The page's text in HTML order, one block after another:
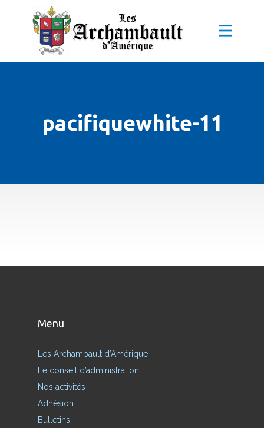
pacifiquewhite-11
Menu
Les Archambault d’Amérique
Le conseil d’administration
Nos activités
Adhésion
Bulletins